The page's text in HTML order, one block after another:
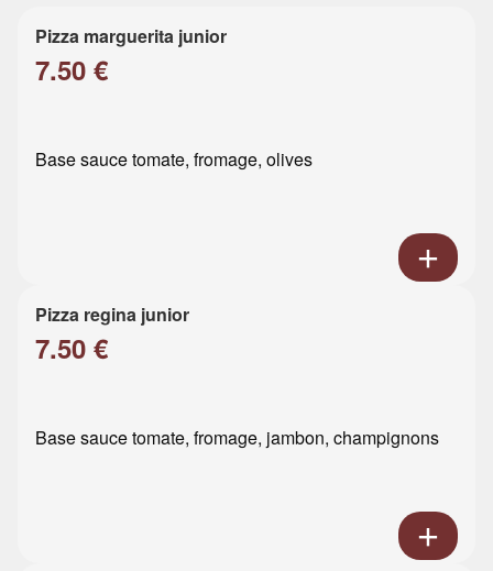
Pizza marguerita junior
7.50 €
Base sauce tomate, fromage, olives
Pizza regina junior
7.50 €
Base sauce tomate, fromage, jambon, champignons